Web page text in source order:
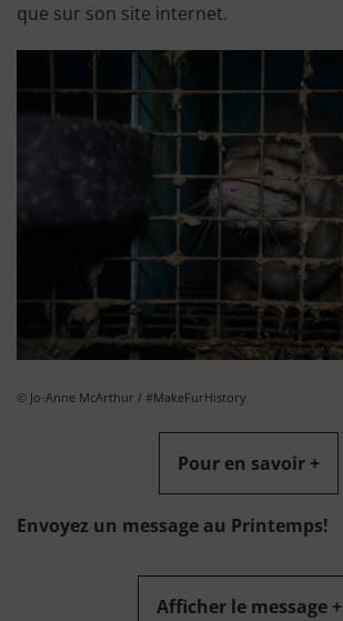
que sur son site internet.
© Jo-Anne McArthur / #MakeFurHistory
Pour en savoir +
Envoyez un message au Printemps!
Afficher le message +